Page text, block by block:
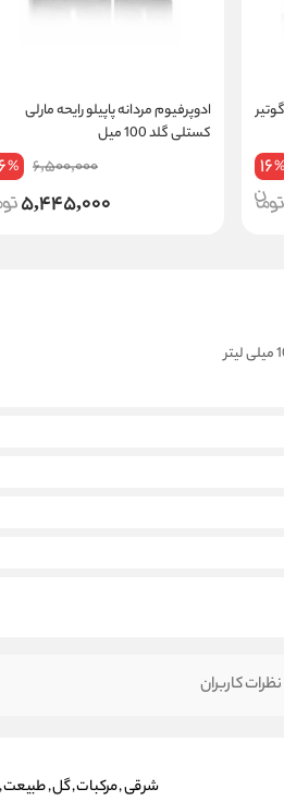
16%
ادوپرفیوم مردانه پاپیلو رایحه مارلی
کستلی گلد 100 میل
6,500,000
%
5,445,000
نظرات کاربران
شرقی , مرکبات , گل ,